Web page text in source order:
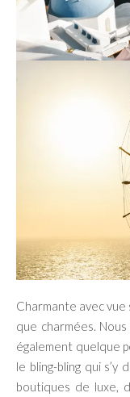
Charmante avec
que charmées.
également quelque
le bling-bling qui
boutiques de luxe,